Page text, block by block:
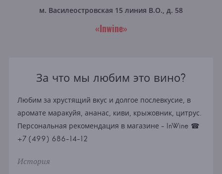
м. Василеостровская 15 линия В.О., д. 58
«Inwine»
За что мы любим это вино?
Любим за хрустящий вкус и долгое послевкусие, в
аромате маракуйя, ананас, киви, крыжовник, цитрус.
Персональная рекомендация в магазине - InWine ☎
+7 (499) 686-14-12
История